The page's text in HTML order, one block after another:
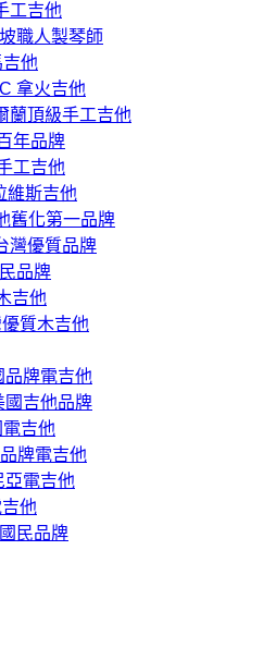
工吉他
職人製琴師
他
拿火吉他
蘭頂級手工吉他
年品牌
工吉他
維斯吉他
舊化第一品牌
灣優質品牌
品牌
吉他
質木吉他
品牌電吉他
國吉他品牌
吉他
牌電吉他
亞電吉他
他
民品牌